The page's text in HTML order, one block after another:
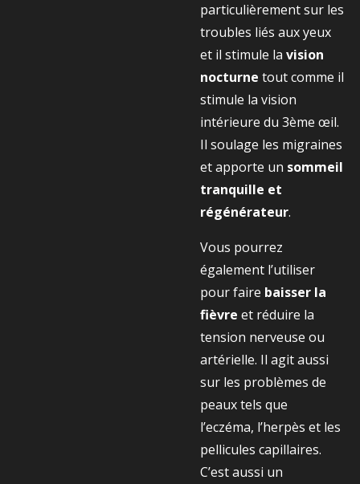
particulièrement sur les
troubles liés aux yeux
et il stimule la vision
nocturne tout comme il
stimule la vision
intérieure du 3ème œil.
Il soulage les migraines
et apporte un sommeil
tranquille et
régénérateur.
Vous pourrez
également l’utiliser
pour faire baisser la
fièvre et réduire la
tension nerveuse ou
artérielle. Il agit aussi
sur les problèmes de
peaux tels que
l’eczéma, l’herpès et les
pellicules capillaires.
C’est aussi un